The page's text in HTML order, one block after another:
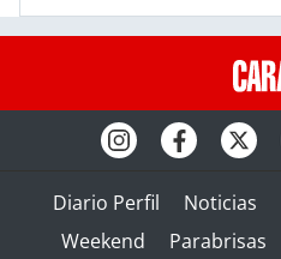
Diario Perfil Noticias
Weekend
Parabrisas